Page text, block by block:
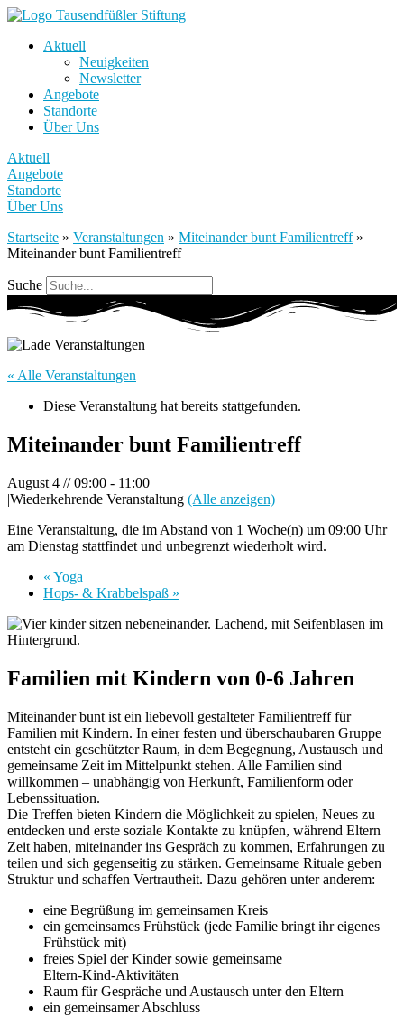
Aktuell
Neuigkeiten
Newsletter
Angebote
Standorte
Über Uns
Aktuell
Angebote
Standorte
Über Uns
Startseite » Veranstaltungen » Miteinander bunt Familientreff»
Miteinander bunt Familientreff
Suche
« Alle Veranstaltungen
Diese Veranstaltung hat bereits stattgefunden.
Miteinander bunt Familientreff
August 4 // 09:00 - 11:00
|Wiederkehrende Veranstaltung (Alle anzeigen)
Eine Veranstaltung, die im Abstand von 1 Woche(n) um 09:00 Uhr
am Dienstag stattfindet und unbegrenzt wiederholt wird.
« Yoga
Hops- & Krabbelspaß »
Familien mit Kindern von 0-6 Jahren
Miteinander bunt ist ein liebevoll gestalteter Familientreff für
Familien mit Kindern. In einer festen und überschaubaren Gruppe
entsteht ein geschützter Raum, in dem Begegnung, Austausch und
gemeinsame Zeit im Mittelpunkt stehen. Alle Familien sind
willkommen – unabhängig von Herkunft, Familienform oder
Lebenssituation.
Die Treffen bieten Kindern die Möglichkeit zu spielen, Neues zu
entdecken und erste soziale Kontakte zu knüpfen, während Eltern
Zeit haben, miteinander ins Gespräch zu kommen, Erfahrungen zu
teilen und sich gegenseitig zu stärken. Gemeinsame Rituale geben
Struktur und schaffen Vertrautheit. Dazu gehören unter anderem:
eine Begrüßung im gemeinsamen Kreis
ein gemeinsames Frühstück (jede Familie bringt ihr eigenes
Frühstück mit)
freies Spiel der Kinder sowie gemeinsame
Eltern‑Kind‑Aktivitäten
Raum für Gespräche und Austausch unter den Eltern
ein gemeinsamer Abschluss